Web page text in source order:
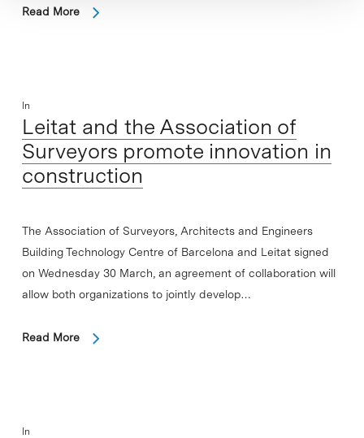
Read More
In
Leitat and the Association of
Surveyors promote innovation in
construction
The Association of Surveyors, Architects and Engineers
Building Technology Centre of Barcelona and Leitat signed
on Wednesday 30 March, an agreement of collaboration will
allow both organizations to jointly develop…
Read More
In